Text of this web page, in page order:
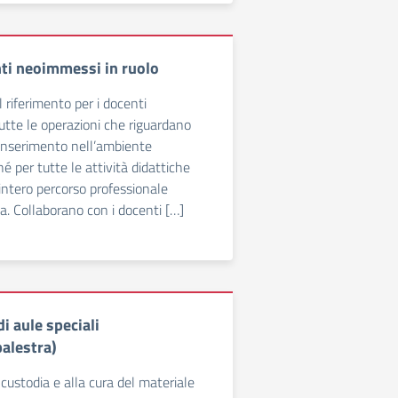
neoimmessi in ruolo
riferimento per i docenti
le operazioni che riguardano
nell’ambiente
per tutte le attività didattiche
percorso professionale
Collaborano con i docenti […]
aule speciali
e alla cura del materiale